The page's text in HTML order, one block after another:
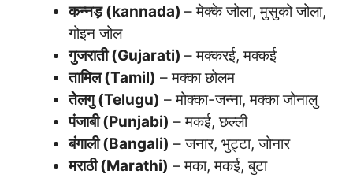
कन्नड़ (kannada) – मेक्के जोला, मुसुको जोला,
गोइन जोल
गुजराती (Gujarati) – मक्करई, मक्कई
तामिल (Tamil) – मक्का छोलम
तेलगु (Telugu) – मोक्का-जन्ना, मक्का जोनालु
पंजाबी (Punjabi) – मकई, छल्ली
बंगाली (Bangali) – जनार, भुट्टा, जोनार
मराठी (Marathi) – मका, मकई, बुटा